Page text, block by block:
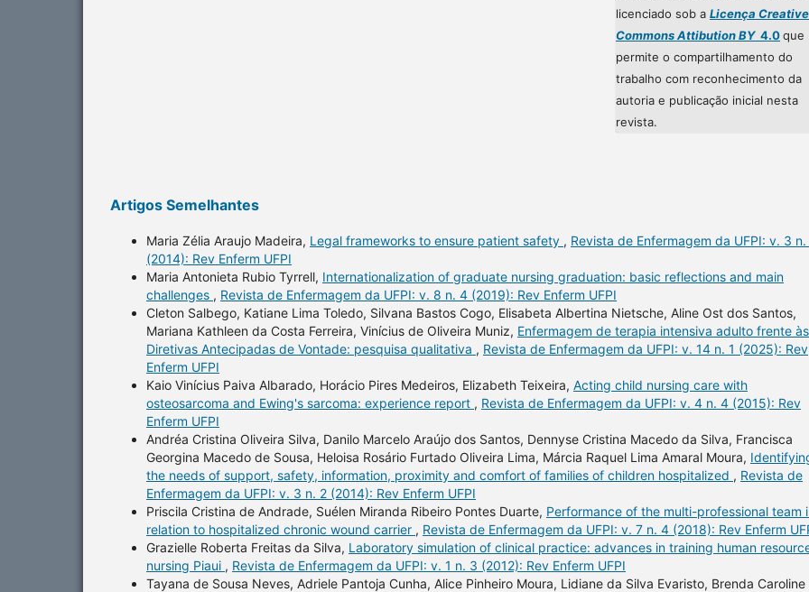
licenciado sob a Licença Creative
Commons Attibution BY4.0que
permite o compartilhamento do
trabalho com reconhecimento da
autoria e publicação inicial nesta
revista.
Artigos Semelhantes
Maria Zélia Araujo Madeira, Legal frameworks to ensure patient safety , Revista de Enfermagem da UFPI: v. 3
(2014): Rev Enferm UFPI
Maria Antonieta Rubio Tyrrell, Internationalization of graduate nursing graduation: basic reflections and main
challenges , Revista de Enfermagem da UFPI: v. 8 n. 4 (2019): Rev Enferm UFPI
Cleton Salbego, Katiane Lima Toledo, Silvana Bastos Cogo, Elisabeta Albertina Nietsche, Aline Ost dos Santos,
Mariana Kathleen da Costa Ferreira, Vinícius de Oliveira Muniz, Enfermagem de terapia intensiva adulto frente às
Diretivas Antecipadas de Vontade: pesquisa qualitativa , Revista de Enfermagem da UFPI: v. 14 n. 1 (2025): Rev
Enferm UFPI
Kaio Vinícius Paiva Albarado, Horácio Pires Medeiros, Elizabeth Teixeira, Acting child nursing care with
osteosarcoma and Ewing's sarcoma: experience report , Revista de Enfermagem da UFPI: v. 4 n. 4 (2015): Rev
Enferm UFPI
Andréa Cristina Oliveira Silva, Danilo Marcelo Araújo dos Santos, Dennyse Cristina Macedo da Silva, Francisca
Georgina Macedo de Sousa, Heloisa Rosário Furtado Oliveira Lima, Márcia Raquel Lima Amaral Moura,
the needs of support, safety, information, proximity and comfort of families of children hospitalized , Revista de
Enfermagem da UFPI: v. 3 n. 2 (2014): Rev Enferm UFPI
Priscila Cristina de Andrade, Suélen Miranda Ribeiro Pontes Duarte, Performance of the multi-professional team
relation to hospitalized chronic wound carrier , Revista de Enfermagem da UFPI: v. 7 n. 4 (2018): Rev Enferm
Grazielle Roberta Freitas da Silva, Laboratory simulation of clinical practice: advances in training human
nursing Piaui , Revista de Enfermagem da UFPI: v. 1 n. 3 (2012): Rev Enferm UFPI
Tayana de Sousa Neves, Adriele Pantoja Cunha, Alice Pinheiro Moura, Lidiane da Silva Evaristo, Brenda Caroline